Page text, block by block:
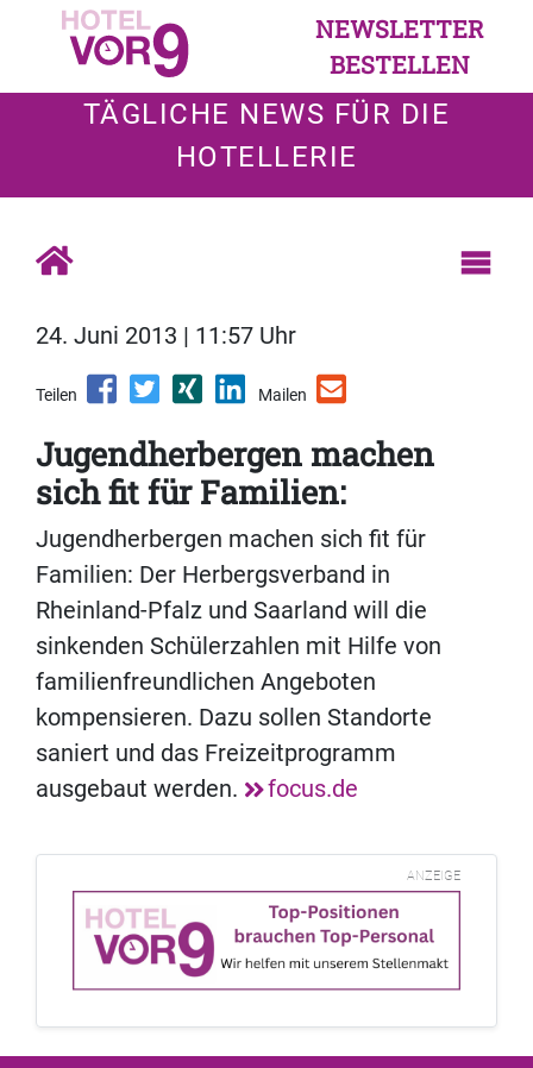
NEWSLETTER
BESTELLEN
TÄGLICHE NEWS FÜR DIE
HOTELLERIE
24. Juni 2013 | 11:57 Uhr
Teilen Mailen
Jugendherbergen machen
sich fit für Familien:
Jugendherbergen machen sich fit für
Familien: Der Herbergsverband in
Rheinland-Pfalz und Saarland will die
sinkenden Schülerzahlen mit Hilfe von
familienfreundlichen Angeboten
kompensieren. Dazu sollen Standorte
saniert und das Freizeitprogramm
ausgebaut werden.
focus.de
ANZEIGE